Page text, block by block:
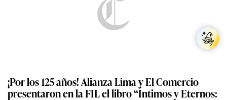
¡Por los 125 años! Alianza Lima y El Comercio
presentaron en la FIL el libro “Íntimos y Eternos: